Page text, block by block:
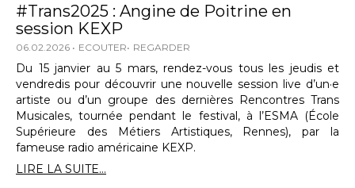
#Trans2025 : Angine de Poitrine en
session KEXP
06.02.2026 ECOUTER REGARDER
Du 15 janvier au 5 mars, rendez-vous tous les jeudis et
vendredis pour découvrir une nouvelle session live d’un·e
artiste ou d’un groupe des dernières Rencontres Trans
Musicales, tournée pendant le festival, à l’ESMA (École
Supérieure des Métiers Artistiques, Rennes), par la
fameuse radio américaine KEXP.
LIRE LA SUITE...